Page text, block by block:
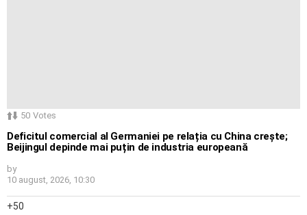
50 Votes
Deficitul comercial al Germaniei pe relația cu China crește;
Beijingul depinde mai puțin de industria europeană
by
10 august, 2026, 10:30
50